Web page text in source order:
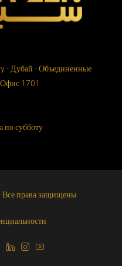
- Дубай - Объединенные
1701
по субботу
права защищены